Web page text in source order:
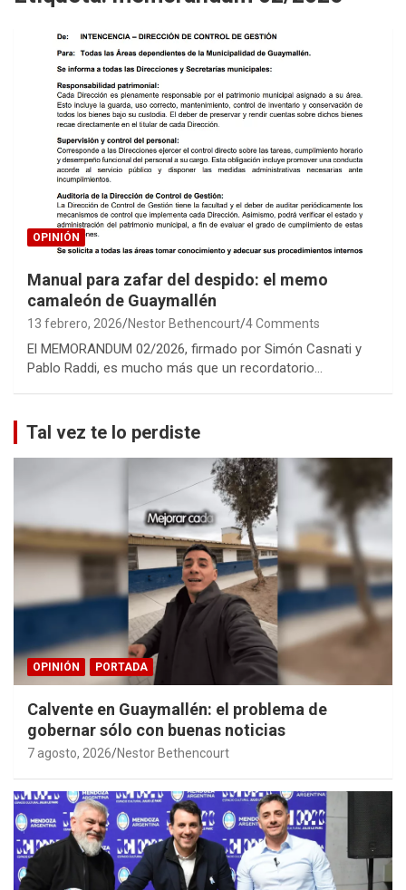
OPINIÓN
Manual para zafar del despido: el memo
camaleón de Guaymallén
13 febrero, 2026 Nestor Bethencourt 4 Comments
El MEMORANDUM 02/2026, firmado por Simón Casnati y
Pablo Raddi, es mucho más que un recordatorio…
Tal vez te lo perdiste
OPINIÓN PORTADA
Calvente en Guaymallén: el problema de
gobernar sólo con buenas noticias
7 agosto, 2026 Nestor Bethencourt